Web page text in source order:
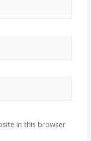
in this browser